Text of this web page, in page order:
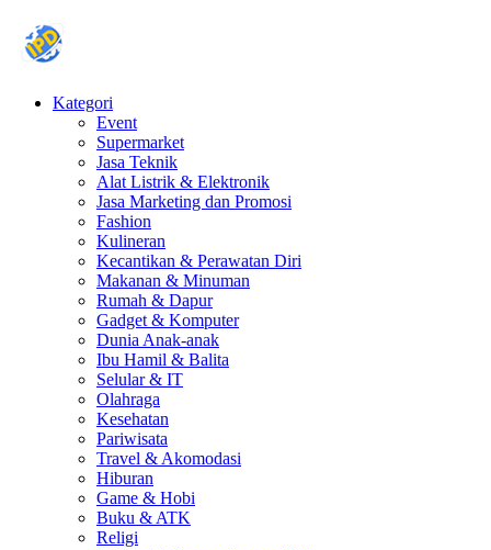
Kategori
Event
Supermarket
Jasa Teknik
Alat Listrik & Elektronik
Jasa Marketing dan Promosi
Fashion
Kulineran
Kecantikan & Perawatan Diri
Makanan & Minuman
Rumah & Dapur
Gadget & Komputer
Dunia Anak-anak
Ibu Hamil & Balita
Selular & IT
Olahraga
Kesehatan
Pariwisata
Travel & Akomodasi
Hiburan
Game & Hobi
Buku & ATK
Religi